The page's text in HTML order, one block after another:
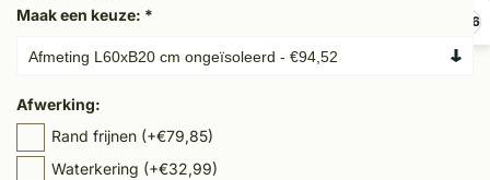
9,6
Maak een keuze: *
Afwerking:
Rand frijnen (+€79,85)
Waterkering (+€32,99)